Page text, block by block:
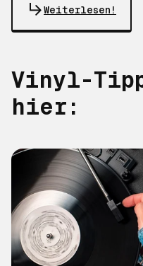
Weiterlesen!
Vinyl-
hier: